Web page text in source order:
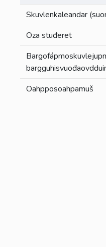
Skuvlenkaleandar
Oza stuđeret
Oahpposoahpamuš